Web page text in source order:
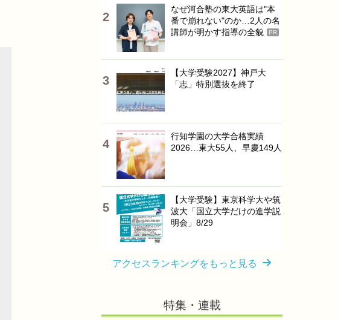
なぜ河合塾の東大英語は"本
番で崩れない"のか…2人の名
講師が明かす指導の全貌
PR
【大学受験2027】神戸大
「志」特別選抜を終了
行知学園の大学合格実績
2026…東大55人、早慶149人
【大学受験】東京科学大や筑
波大「国立大学だけの進学説
明会」8/29
アクセスランキングをもっと見る
特集・連載